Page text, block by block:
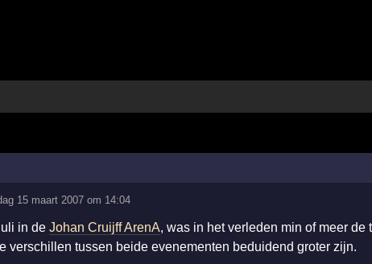
15 maart 2007 om 14:04
in de Johan Cruijff ArenA, was in het verleden min of meer de
verschillen tussen beide evenementen beduidend groter zijn.